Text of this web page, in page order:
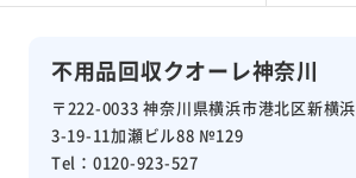
不用品回収クオーレ神奈川
〒222-0033 神奈川県横浜市港北区新横浜
3-19-11加瀬ビル88 №129
Tel：0120-923-527